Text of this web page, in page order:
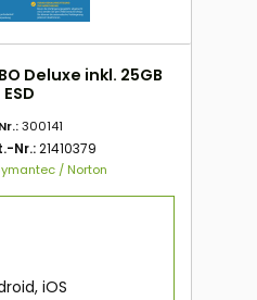
Deluxe inkl. 25GB
300141
Nr.:21410379
/ Norton
iOS